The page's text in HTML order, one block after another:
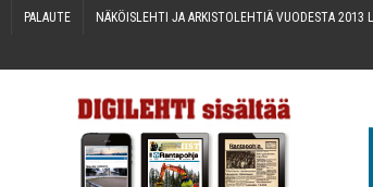
PALAU­TE NÄKÖIS­LEH­TI JA ARKIS­TO­LEH­TIÄ VUO­DES­TA 2013